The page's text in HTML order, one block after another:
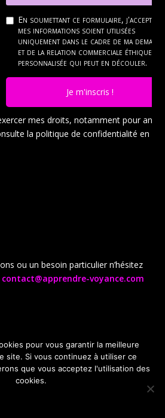
En soumettant ce formulaire, j'accepte
mes informations soient utilisées
uniquement dans le cadre de ma
et de la relation commerciale éthique et
personnalisée qui peut en découler.
Je m'inscris !
mes droits, notamment pour
la politique de confidentialité en
ou un besoin particulier n’hésitez
contact@apprendre-voyance.com
| Propulsé par WordPress
de confidentialité
cookies
pour vous garantir la meilleure
site. Si vous continuez à utiliser ce
que vous acceptez l'utilisation des
cookies.